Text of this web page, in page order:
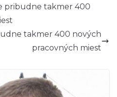
pribudne takmer 400
takmer 400 nových
pracovných miest